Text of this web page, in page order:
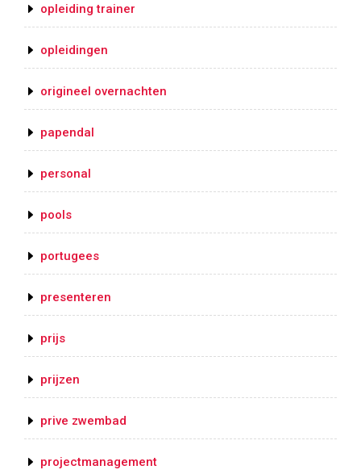
opleiding trainer
opleidingen
origineel overnachten
papendal
personal
pools
portugees
presenteren
prijs
prijzen
prive zwembad
projectmanagement